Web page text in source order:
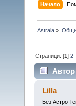
Начало
Astrala » Общи
Страници: [1]2
Автор
Lilla
Без Астро